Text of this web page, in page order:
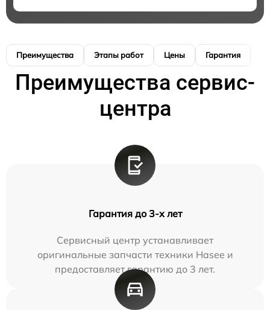
Преимущества Этапы работ Цены Гарантия
Преимущества сервис-
центра
Гарантия до 3-х лет
Сервисный центр устанавливает
оригинальные запчасти техники Hasee и
предоставляет гарантию до 3 лет.